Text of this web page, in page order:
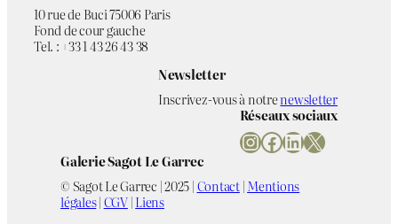
10 rue de Buci 75006 Paris
Fond de cour gauche
Tel. : +33 1 43 26 43 38
Newsletter
Inscrivez-vous à notrenewsletter
Réseaux sociaux
InstagramFacebook LinkedIn X
Galerie Sagot Le Garrec
© Sagot Le Garrec | 2025 |Contact|Mentions
légales|CGV|Liens